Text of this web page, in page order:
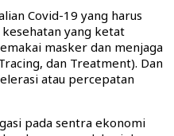
Covid-19 yang harus
yang ketat
masker dan menjaga
dan Treatment). Dan
atau percepatan
pada sentra ekonomi